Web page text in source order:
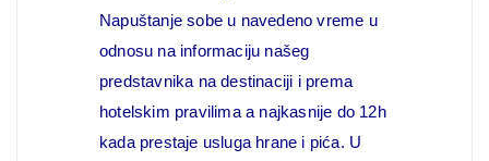
Napuštanje sobe u navedeno vreme u
odnosu na informaciju našeg
predstavnika na destinaciji i prema
hotelskim pravilima a najkasnije do 12h
kada prestaje usluga hrane i pića. U